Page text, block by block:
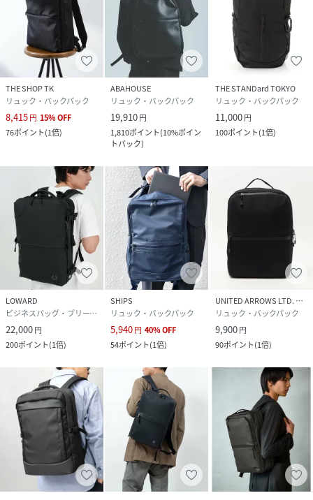
THE SHOP TK
リュック・バックパック
8,415円 15%OFF
76ポイント(1倍)
ABAHOUSE
リュック・バックパック
19,910円
1,810ポイント(10%ポイン
トバック)
THE STANDard TOKYO
リュック・バックパック
11,000円
100ポイント(1倍)
LOWARD
ビジネスバッグ・ブリーフケース
22,000円
200ポイント(1倍)
SHIPS
リュック・バックパック
5,940円 40%OFF
54ポイント(1倍)
UNITED ARROWS LTD. OUTLET
リュック・バックパック
9,900円
90ポイント(1倍)